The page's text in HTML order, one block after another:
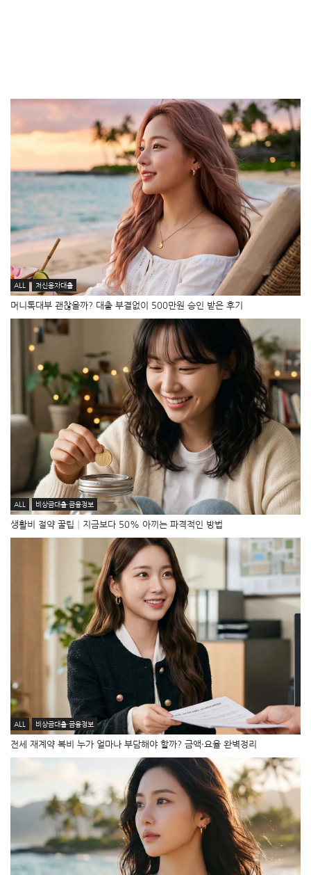
ALL 저신용자대출
머니톡대부 괜찮을까? 대출 부결없이 500만원 승인 받은 후기
ALL 비상금대출·금융정보
생활비 절약 꿀팁│지금보다 50% 아끼는 파격적인 방법
ALL 비상금대출·금융정보
전세 재계약 복비 누가 얼마나 부담해야 할까? 금액·요율 완벽정리